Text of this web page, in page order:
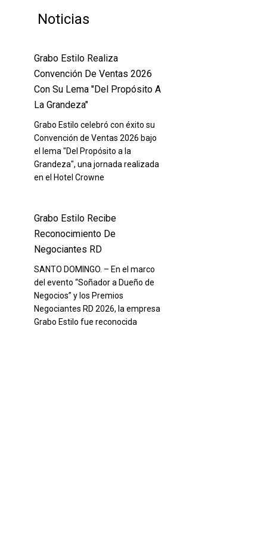
Noticias
Grabo Estilo Realiza
Convención De Ventas 2026
Con Su Lema "Del Propósito A
La Grandeza"
Grabo Estilo celebró con éxito su
Convención de Ventas 2026 bajo
el lema "Del Propósito a la
Grandeza", una jornada realizada
en el Hotel Crowne
Grabo Estilo Recibe
Reconocimiento De
Negociantes RD
SANTO DOMINGO. – En el marco
del evento “Soñador a Dueño de
Negocios” y los Premios
Negociantes RD 2026, la empresa
Grabo Estilo fue reconocida